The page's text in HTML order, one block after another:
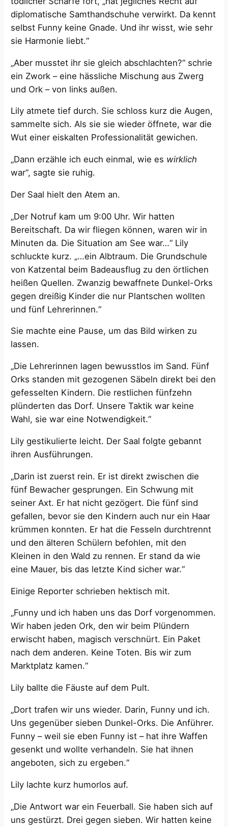
diplomatische Samthandschuhe verwirkt. Da kennt
selbst Funny keine Gnade. Und ihr wisst, wie sehr
sie Harmonie liebt.“
„Aber musstet ihr sie gleich abschlachten?“ schrie
ein Zwork – eine hässliche Mischung aus Zwerg
und Ork – von links außen.
Lily atmete tief durch. Sie schloss kurz die Augen,
sammelte sich. Als sie sie wieder öffnete, war die
Wut einer eiskalten Professionalität gewichen.
„Dann erzähle ich euch einmal, wie es wirklich
war“, sagte sie ruhig.
Der Saal hielt den Atem an.
„Der Notruf kam um 9:00 Uhr. Wir hatten
Bereitschaft. Da wir fliegen können, waren wir in
Minuten da. Die Situation am See war…“ Lily
schluckte kurz. „…ein Albtraum. Die Grundschule
von Katzental beim Badeausflug zu den örtlichen
heißen Quellen. Zwanzig bewaffnete Dunkel-Orks
gegen dreißig Kinder die nur Plantschen wollten
und fünf Lehrerinnen.“
Sie machte eine Pause, um das Bild wirken zu
lassen.
„Die Lehrerinnen lagen bewusstlos im Sand. Fünf
Orks standen mit gezogenen Säbeln direkt bei den
gefesselten Kindern. Die restlichen fünfzehn
plünderten das Dorf. Unsere Taktik war keine
Wahl, sie war eine Notwendigkeit.“
Lily gestikulierte leicht. Der Saal folgte gebannt
ihren Ausführungen.
„Darin ist zuerst rein. Er ist direkt zwischen die
fünf Bewacher gesprungen. Ein Schwung mit
seiner Axt. Er hat nicht gezögert. Die fünf sind
gefallen, bevor sie den Kindern auch nur ein Haar
krümmen konnten. Er hat die Fesseln durchtrennt
und den älteren Schülern befohlen, mit den
Kleinen in den Wald zu rennen. Er stand da wie
eine Mauer, bis das letzte Kind sicher war.“
Einige Reporter schrieben hektisch mit.
„Funny und ich haben uns das Dorf vorgenommen.
Wir haben jeden Ork, den wir beim Plündern
erwischt haben, magisch verschnürt. Ein Paket
nach dem anderen. Keine Toten. Bis wir zum
Marktplatz kamen.“
Lily ballte die Fäuste auf dem Pult.
„Dort trafen wir uns wieder. Darin, Funny und ich.
Uns gegenüber sieben Dunkel-Orks. Die Anführer.
Funny – weil sie eben Funny ist – hat ihre Waffen
gesenkt und wollte verhandeln. Sie hat ihnen
angeboten, sich zu ergeben.“
Lily lachte kurz humorlos auf.
„Die Antwort war ein Feuerball. Sie haben sich auf
uns gestürzt. Drei gegen sieben. Wir hatten keine